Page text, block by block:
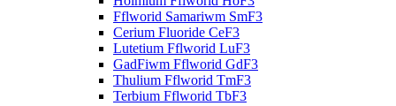
Fflworid Samariwm SmF3
Cerium Fluoride CeF3
Lutetium Fflworid LuF3
GadFiwm Fflworid GdF3
Thulium Fflworid TmF3
Terbium Fflworid TbF3